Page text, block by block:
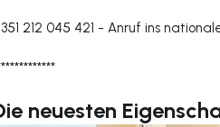
212 045 421 - Anruf ins
neuesten